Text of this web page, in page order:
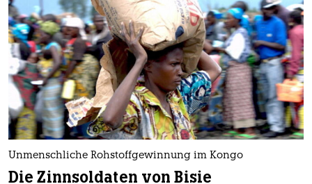
Unmenschliche Rohstoffgewinnung im Kongo
Die Zinnsoldaten von Bisie